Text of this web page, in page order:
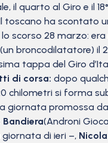
il quarto al Giro e il
toscano ha scontato
scorso 28 marzo:
broncodilatatore) il
tappa del Giro
di corsa: dopo
chilometri si forma
giornata promossa
Bandiera(Androni
giornata di ieri –,